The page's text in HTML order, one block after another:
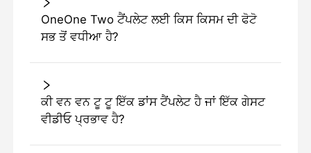
OneOne Two ਟੈਂਪਲੇਟ ਲਈ ਕਿਸ ਕਿਸਮ ਦੀ ਫੋਟੋ
ਸਭ ਤੋਂ ਵਧੀਆ ਹੈ?
ਕੀ ਵਨ ਵਨ ਟੂ ਟੂ ਇੱਕ ਡਾਂਸ ਟੈਂਪਲੇਟ ਹੈ ਜਾਂ ਇੱਕ ਗੇਸਟ
ਵੀਡੀਓ ਪ੍ਰਭਾਵ ਹੈ?